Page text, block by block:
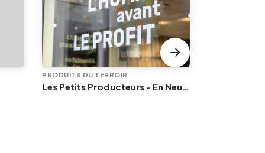
PRODUITS DU TERROIR
Les Petits Producteurs - En Neuvice